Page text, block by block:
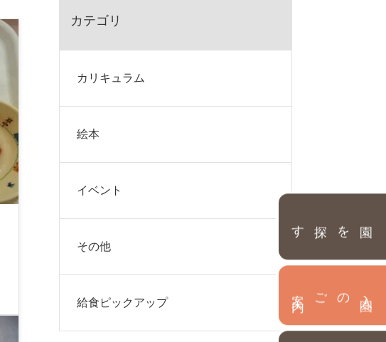
園を探す
カテゴリ
カリキュラム
絵本
イベント
その他
給食ピックアップ